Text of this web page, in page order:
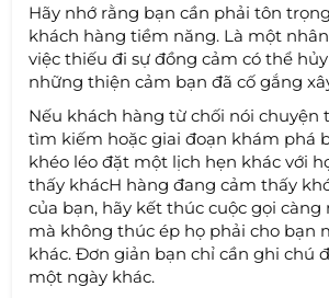
Hãy nhớ rằng bạn cần phải tôn
khách hàng tiềm năng. Là một
việc thiếu đi sự đồng cảm có thể
những thiện cảm bạn đã cố gắng
Nếu khách hàng từ chối nói chuyện
tìm kiếm hoặc giai đoạn khám phá
khéo léo đặt một lịch hẹn khác với
thấy khácH hàng đang cảm thấy
của bạn, hãy kết thúc cuộc gọi
mà không thúc ép họ phải cho bạn
khác. Đơn giản bạn chỉ cần ghi chú
một ngày khác.